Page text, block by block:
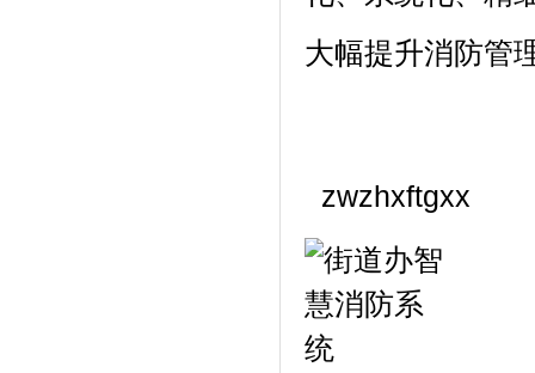
大幅提升消防管
zwzhxftgxx